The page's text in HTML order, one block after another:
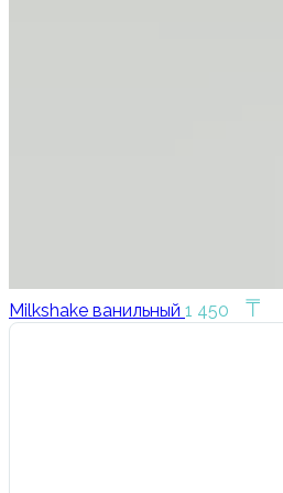
Milkshake ванильный 1 450 ₸